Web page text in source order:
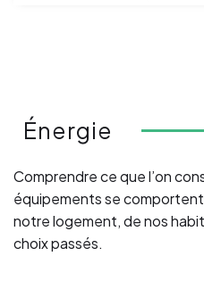
Énergie
Comprendre ce que l’on
équipements se
notre logement, de nos
choix passés.